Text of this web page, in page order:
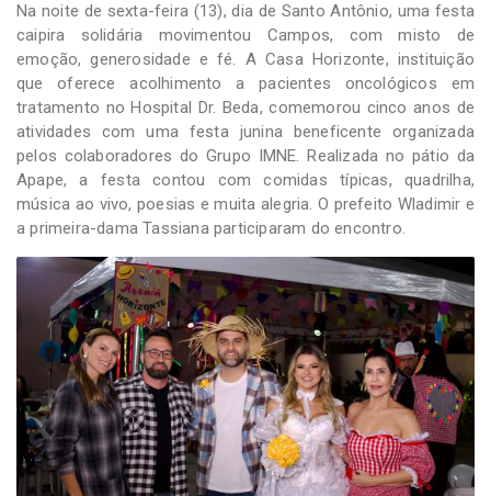
Na noite de sexta-feira (13), dia de Santo Antônio, uma festa
caipira solidária movimentou Campos, com misto de
emoção, generosidade e fé. A Casa Horizonte, instituição
que oferece acolhimento a pacientes oncológicos em
tratamento no Hospital Dr. Beda, comemorou cinco anos de
atividades com uma festa junina beneficente organizada
pelos colaboradores do Grupo IMNE. Realizada no pátio da
Apape, a festa contou com comidas típicas, quadrilha,
música ao vivo, poesias e muita alegria. O prefeito Wladimir e
a primeira-dama Tassiana participaram do encontro.